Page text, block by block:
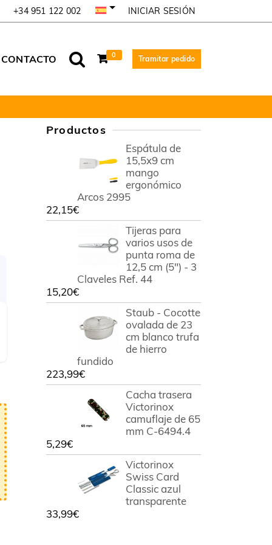
+34 951 122 002 INICIAR SESIÓN
CONTACTO 0 Tramitar pedido
Productos
Espátula de
15,5x9 cm
mango
ergonómico
Arcos 2995
22,15€
Tijeras para
varios usos de
punta roma de
12,5 cm (5") - 3
Claveles Ref. 44
15,20€
Staub - Cocotte
ovalada de 23
cm blanco trufa
de hierro
fundido
223,99€
Cacha trasera
Victorinox
camuflaje de 65
mm C-6494.4
5,29€
Victorinox
Swiss Card
Classic azul
transparente
33,99€